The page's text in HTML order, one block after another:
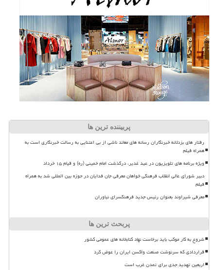
پربیننده ترین ها
رفتار های بزدلانه خبرنگاران رسانه های معاند ناشی از بی اعتنایی به رسالت خبرنگاری است به
همراه فیلم
ویژه برنامه های تلویزیون در عید غدیر، درگذشت امام خمینی (ره) و قیام ۱۵ خرداد
دبیر شورای عالی انقلاب فرهنگی خواهان معرفی جان فدایان در حوزه بین المللی شد به همراه
فیلم
معرفی شیراوند بعنوان رئیس جدید فرهنگسرای نیاوران
پربحث ترین ها
شروع به کار موکب باید برخاست نهاد کتابخانه های عمومی کشور
قراردادی که سرنوشت صنعت واکسن ایران را عوض کرد
اربعین تهدید جدی برای تمدن غرب است